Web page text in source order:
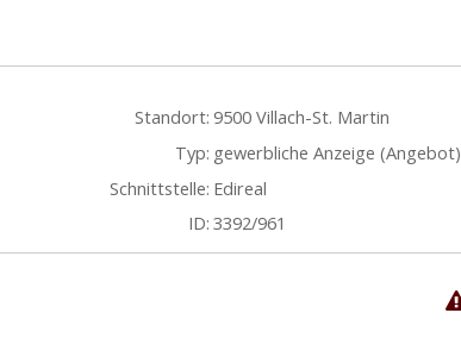
Standort: 9500 Villach-St. Martin
Typ: gewerbliche Anzeige (Angebot)
Schnittstelle: Edireal
ID: 3392/961